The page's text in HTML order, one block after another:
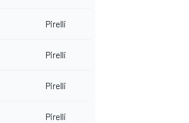
Pirelli
Pirelli
Pirelli
Pirelli